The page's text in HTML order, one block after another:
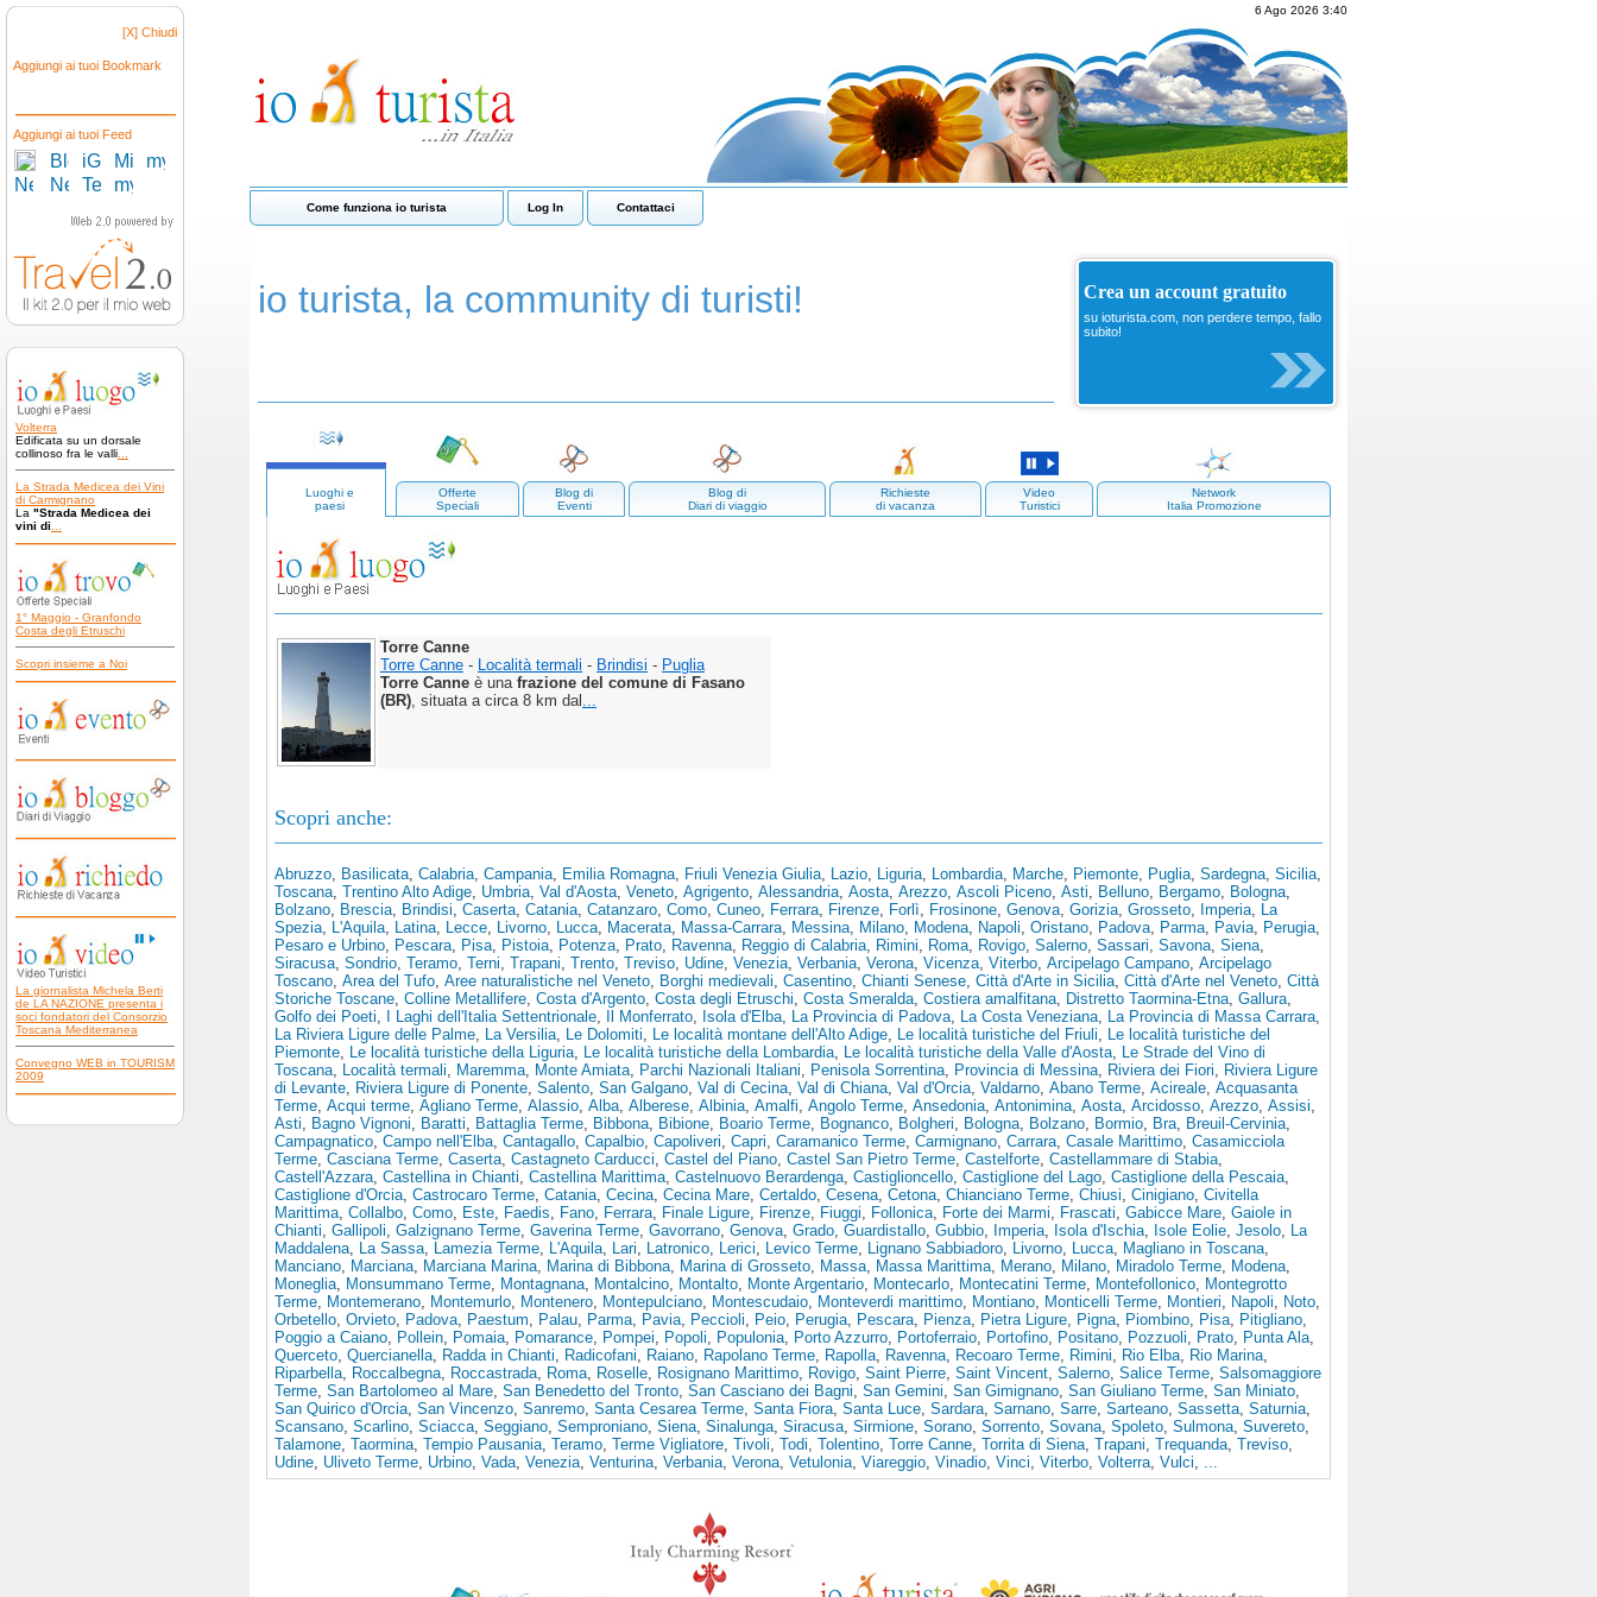
[X] Chiudi
Aggiungi ai tuoi Bookmark
Aggiungi ai tuoi Feed
Volterra
Edificata su un dorsale
collinoso fra le valli
La Strada Medicea dei Vini
di Carmignano
La "Strada Medicea dei
vini di
1° Maggio - Granfondo
Costa degli Etruschi
Scopri insieme a Noi
La giornalista Michela Berti
de LA NAZIONE presenta i
soci fondatori del Consorzio
Toscana Mediterranea
Convegno WEB in TOURISM
2009
6 Ago 2026 3:40
Come funziona io turista Log In Contattaci
io turista, la community di turisti! Crea un account gratuito
su ioturista.com, non perdere tempo, fallo
subito!
Luoghi e
paesi
Offerte
Speciali
Blog di
Eventi
Blog di
Diari di viaggio
Richieste
di vacanza
Video
Turistici
Network
Italia Promozione
Torre Canne
Torre Canne - Località termali - Brindisi - Puglia
Torre Canne è una frazione del comune di Fasano
(BR), situata a circa 8 km dal ...
Scopri anche:
Abruzzo, Basilicata, Calabria, Campania, Emilia Romagna, Friuli Venezia Giulia, Lazio, Liguria, Lombardia, Marche, Piemonte, Puglia, Sardegna, Sicilia,
Toscana, Trentino Alto Adige, Umbria, Val d'Aosta, Veneto, Agrigento, Alessandria, Aosta, Arezzo, Ascoli Piceno, Asti, Belluno, Bergamo, Bologna,
Bolzano, Brescia, Brindisi, Caserta, Catania, Catanzaro, Como, Cuneo, Ferrara, Firenze, Forlì, Frosinone, Genova, Gorizia, Grosseto, Imperia, La
Spezia, L'Aquila, Latina, Lecce, Livorno, Lucca, Macerata, Massa-Carrara, Messina, Milano, Modena, Napoli, Oristano, Padova, Parma, Pavia, Perugia,
Pesaro e Urbino, Pescara, Pisa, Pistoia, Potenza, Prato, Ravenna, Reggio di Calabria, Rimini, Roma, Rovigo, Salerno, Sassari, Savona, Siena,
Siracusa, Sondrio, Teramo, Terni, Trapani, Trento, Treviso, Udine, Venezia, Verbania, Verona, Vicenza, Viterbo, Arcipelago Campano, Arcipelago
Toscano, Area del Tufo, Aree naturalistiche nel Veneto, Borghi medievali, Casentino, Chianti Senese, Città d'Arte in Sicilia, Città d'Arte nel Veneto, Città
Storiche Toscane, Colline Metallifere, Costa d'Argento, Costa degli Etruschi, Costa Smeralda, Costiera amalfitana, Distretto Taormina-Etna, Gallura,
Golfo dei Poeti, I Laghi dell'Italia Settentrionale, Il Monferrato, Isola d'Elba, La Provincia di Padova, La Costa Veneziana, La Provincia di Massa Carrara,
La Riviera Ligure delle Palme, La Versilia, Le Dolomiti, Le località montane dell'Alto Adige, Le località turistiche del Friuli, Le località turistiche del
Piemonte, Le località turistiche della Liguria, Le località turistiche della Lombardia, Le località turistiche della Valle d'Aosta, Le Strade del Vino di
Toscana, Località termali, Maremma, Monte Amiata, Parchi Nazionali Italiani, Penisola Sorrentina, Provincia di Messina, Riviera dei Fiori, Riviera Ligure
di Levante, Riviera Ligure di Ponente, Salento, San Galgano, Val di Cecina, Val di Chiana, Val d'Orcia, Valdarno, Abano Terme, Acireale, Acquasanta
Terme, Acqui terme, Agliano Terme, Alassio, Alba, Alberese, Albinia, Amalfi, Angolo Terme, Ansedonia, Antonimina, Aosta, Arcidosso, Arezzo, Assisi,
Asti, Bagno Vignoni, Baratti, Battaglia Terme, Bibbona, Bibione, Boario Terme, Bognanco, Bolgheri, Bologna, Bolzano, Bormio, Bra, Breuil-Cervinia,
Campagnatico, Campo nell'Elba, Cantagallo, Capalbio, Capoliveri, Capri, Caramanico Terme, Carmignano, Carrara, Casale Marittimo, Casamicciola
Terme, Casciana Terme, Caserta, Castagneto Carducci, Castel del Piano, Castel San Pietro Terme, Castelforte, Castellammare di Stabia,
Castell'Azzara, Castellina in Chianti, Castellina Marittima, Castelnuovo Berardenga, Castiglioncello, Castiglione del Lago, Castiglione della Pescaia,
Castiglione d'Orcia, Castrocaro Terme, Catania, Cecina, Cecina Mare, Certaldo, Cesena, Cetona, Chianciano Terme, Chiusi, Cinigiano, Civitella
Marittima, Collalbo, Como, Este, Faedis, Fano, Ferrara, Finale Ligure, Firenze, Fiuggi, Follonica, Forte dei Marmi, Frascati, Gabicce Mare, Gaiole in
Chianti, Gallipoli, Galzignano Terme, Gaverina Terme, Gavorrano, Genova, Grado, Guardistallo, Gubbio, Imperia, Isola d'Ischia, Isole Eolie, Jesolo, La
Maddalena, La Sassa, Lamezia Terme, L'Aquila, Lari, Latronico, Lerici, Levico Terme, Lignano Sabbiadoro, Livorno, Lucca, Magliano in Toscana,
Manciano, Marciana, Marciana Marina, Marina di Bibbona, Marina di Grosseto, Massa, Massa Marittima, Merano, Milano, Miradolo Terme, Modena,
Moneglia, Monsummano Terme, Montagnana, Montalcino, Montalto, Monte Argentario, Montecarlo, Montecatini Terme, Montefollonico, Montegrotto
Terme, Montemerano, Montemurlo, Montenero, Montepulciano, Montescudaio, Monteverdi marittimo, Montiano, Monticelli Terme, Montieri, Napoli, Noto,
Orbetello, Orvieto, Padova, Paestum, Palau, Parma, Pavia, Peccioli, Peio, Perugia, Pescara, Pienza, Pietra Ligure, Pigna, Piombino, Pisa, Pitigliano,
Poggio a Caiano, Pollein, Pomaia, Pomarance, Pompei, Popoli, Populonia, Porto Azzurro, Portoferraio, Portofino, Positano, Pozzuoli, Prato, Punta Ala,
Querceto, Quercianella, Radda in Chianti, Radicofani, Raiano, Rapolano Terme, Rapolla, Ravenna, Recoaro Terme, Rimini, Rio Elba, Rio Marina,
Riparbella, Roccalbegna, Roccastrada, Roma, Roselle, Rosignano Marittimo, Rovigo, Saint Pierre, Saint Vincent, Salerno, Salice Terme, Salsomaggiore
Terme, San Bartolomeo al Mare, San Benedetto del Tronto, San Casciano dei Bagni, San Gemini, San Gimignano, San Giuliano Terme, San Miniato,
San Quirico d'Orcia, San Vincenzo, Sanremo, Santa Cesarea Terme, Santa Fiora, Santa Luce, Sardara, Sarnano, Sarre, Sarteano, Sassetta, Saturnia,
Scansano, Scarlino, Sciacca, Seggiano, Semproniano, Siena, Sinalunga, Siracusa, Sirmione, Sorano, Sorrento, Sovana, Spoleto, Sulmona, Suvereto,
Talamone, Taormina, Tempio Pausania, Teramo, Terme Vigliatore, Tivoli, Todi, Tolentino, Torre Canne, Torrita di Siena, Trapani, Trequanda, Treviso,
Udine, Uliveto Terme, Urbino, Vada, Venezia, Venturina, Verbania, Verona, Vetulonia, Viareggio, Vinadio, Vinci, Viterbo, Volterra, Vulci, ...